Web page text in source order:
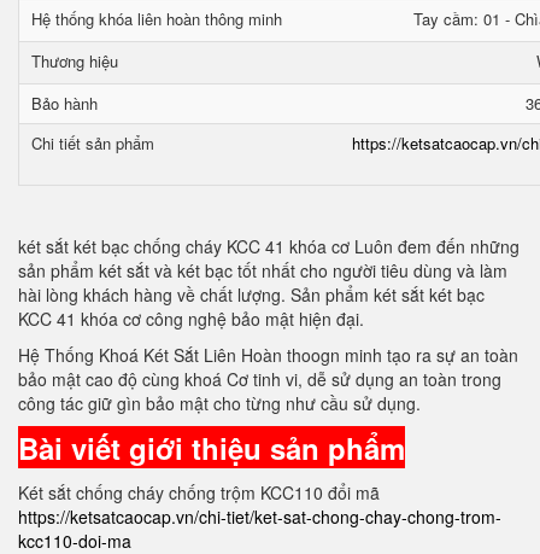
Hệ thống khóa liên hoàn thông minh
Tay cầm: 01 -
Thương hiệu
Bảo hành
Chi tiết sản phẩm
https://ketsatcaocap.vn/
két sắt két bạc chống cháy KCC 41 khóa cơ Luôn đem đến những
sản phẩm két sắt và két bạc tốt nhất cho người tiêu dùng và làm
hài lòng khách hàng về chất lượng. Sản phẩm két sắt két bạc
KCC 41 khóa cơ công nghệ bảo mật hiện đại.
Hệ Thống Khoá Két Sắt Liên Hoàn thoogn minh tạo ra sự an toàn
bảo mật cao độ cùng khoá Cơ tinh vi, dễ sử dụng an toàn trong
công tác giữ gìn bảo mật cho từng như cầu sử dụng.
Bài viết giới thiệu sản phẩm
Két sắt chống cháy chống trộm KCC110 đổi mã
https://ketsatcaocap.vn/chi-tiet/ket-sat-chong-chay-chong-trom-
kcc110-doi-ma